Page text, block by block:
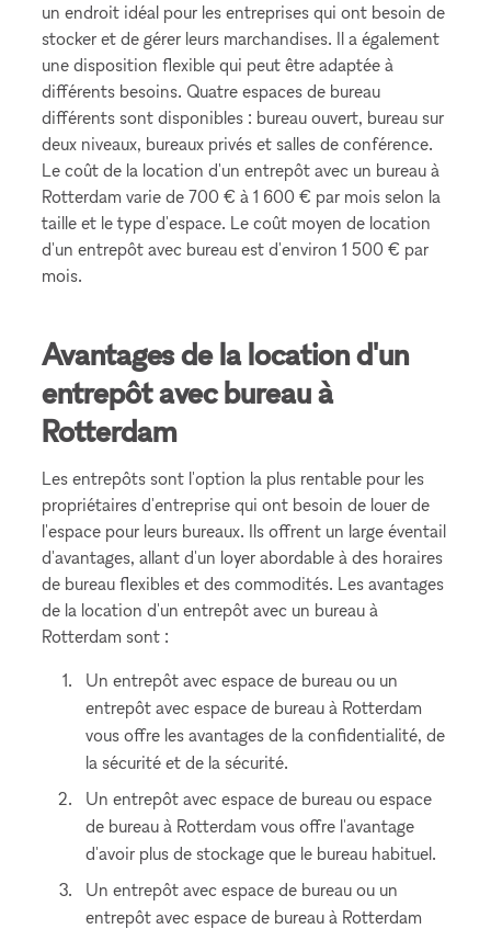
un endroit idéal pour les entreprises qui ont besoin de
stocker et de gérer leurs marchandises. Il a également
une disposition flexible qui peut être adaptée à
différents besoins. Quatre espaces de bureau
différents sont disponibles : bureau ouvert, bureau sur
deux niveaux, bureaux privés et salles de conférence.
Le coût de la location d'un entrepôt avec un bureau à
Rotterdam varie de 700 € à 1 600 € par mois selon la
taille et le type d'espace. Le coût moyen de location
d'un entrepôt avec bureau est d'environ 1 500 € par
mois.
Avantages de la location d'un
entrepôt avec bureau à
Rotterdam
Les entrepôts sont l'option la plus rentable pour les
propriétaires d'entreprise qui ont besoin de louer de
l'espace pour leurs bureaux. Ils offrent un large éventail
d'avantages, allant d'un loyer abordable à des horaires
de bureau flexibles et des commodités. Les avantages
de la location d'un entrepôt avec un bureau à
Rotterdam sont :
Un entrepôt avec espace de bureau ou un
entrepôt avec espace de bureau à Rotterdam
vous offre les avantages de la confidentialité, de
la sécurité et de la sécurité.
Un entrepôt avec espace de bureau ou espace
de bureau à Rotterdam vous offre l'avantage
d'avoir plus de stockage que le bureau habituel.
Un entrepôt avec espace de bureau ou un
entrepôt avec espace de bureau à Rotterdam